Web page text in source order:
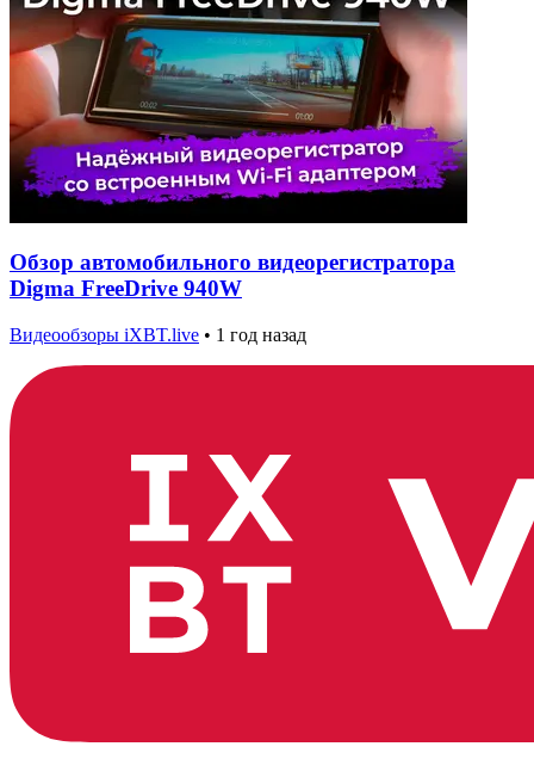
Обзор автомобильного видеорегистратора
Digma FreeDrive 940W
Видеообзоры iXBT.live • 1 год назад